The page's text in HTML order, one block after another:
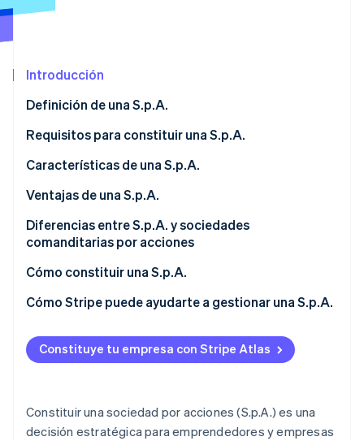
Constitución de una startup
Climate
Eliminación de dióxido de carbono
Identity
Sesiones de Stripe 2026
Descubre cómo Stripe construye la infraestructura
Mirar ahora
Stripe App Marketplace
Introducción
Definición de una S.p.A.
Requisitos para constituir una S.p.A.
Capital social mínimo
Estatutos de constitución y reglamento interno
Inscripción en el Registro Mercantil
Características de una S.p.A.
Responsabilidad limitada
Capital dividido en acciones
Escritura pública
Transparencia e inspecciones
Ventajas de una S.p.A.
Acceso a capital
Credibilidad en el mercado
Continuidad corporativa
¿Cuánto cuesta constituir una S.p.A.?
Diferencias entre S.p.A. y sociedades
comanditarias por acciones
Inversores
Gobernanza
¿Cuál es la diferencia entre una S.r.l. y una S.p.A.?
Cómo constituir una S.p.A.
Cómo Stripe puede ayudarte a gestionar una S.p.A.
Stripe Connect
Stripe Tax
Constituye tu empresa con Stripe Atlas
Constituir una sociedad por acciones (S.p.A.) es una
decisión estratégica para emprendedores y empresas